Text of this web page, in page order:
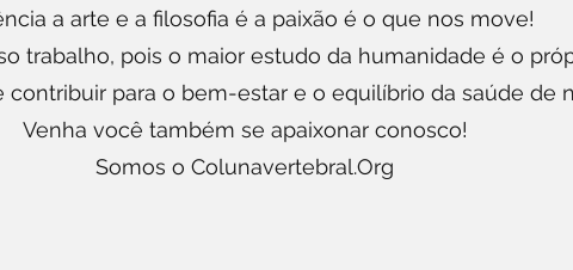
a arte e a filosofia é a paixão é o que nos move!
trabalho, pois o maior estudo da humanidade é o
contribuir para o bem-estar e o equilíbrio da saúde de
Venha você também se apaixonar conosco!
Somos o Colunavertebral.Org